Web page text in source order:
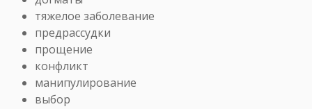
тяжелое заболевание
предрассудки
прощение
конфликт
манипулирование
выбор